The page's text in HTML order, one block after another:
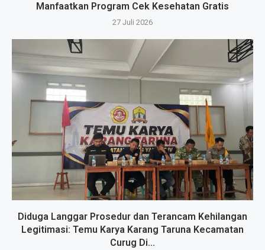
Manfaatkan Program Cek Kesehatan Gratis
27 Juli 2026
Diduga Langgar Prosedur dan Terancam Kehilangan
Legitimasi: Temu Karya Karang Taruna Kecamatan
Curug Di...